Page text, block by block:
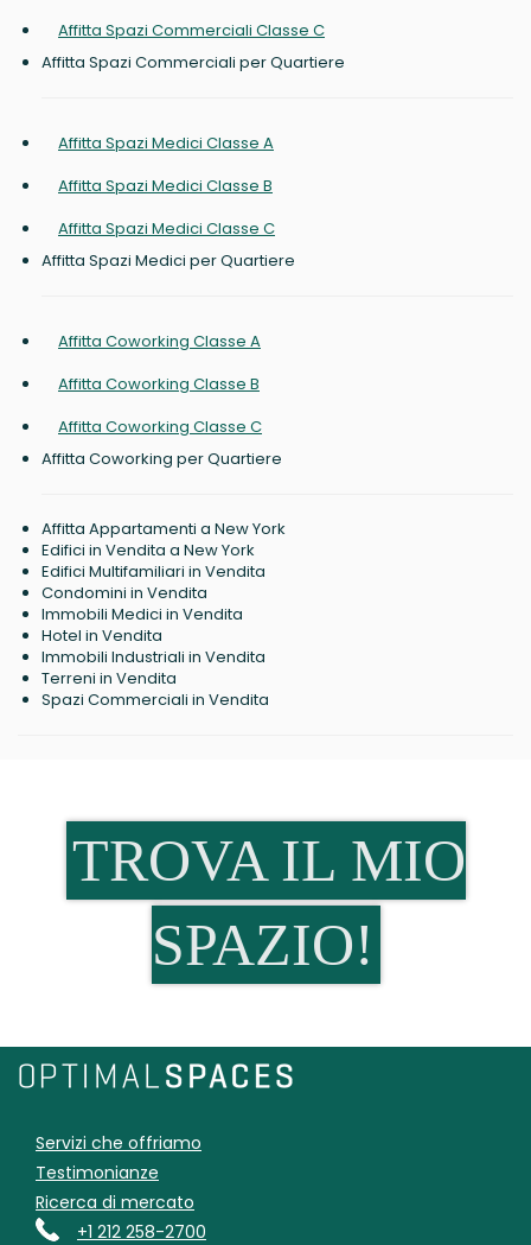
Affitta Spazi Commerciali Classe C
Affitta Spazi Commerciali per Quartiere
Affitta Spazi Medici Classe A
Affitta Spazi Medici Classe B
Affitta Spazi Medici Classe C
Affitta Spazi Medici per Quartiere
Affitta Coworking Classe A
Affitta Coworking Classe B
Affitta Coworking Classe C
Affitta Coworking per Quartiere
Affitta Appartamenti a New York
Edifici in Vendita a New York
Edifici Multifamiliari in Vendita
Condomini in Vendita
Immobili Medici in Vendita
Hotel in Vendita
Immobili Industriali in Vendita
Terreni in Vendita
Spazi Commerciali in Vendita
TROVA IL MIO
SPAZIO!
Servizi che offriamo
Testimonianze
Ricerca di mercato
+1 212 258-2700